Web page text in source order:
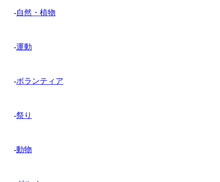
-自然・植物
-運動
-ボランティア
-祭り
-動物